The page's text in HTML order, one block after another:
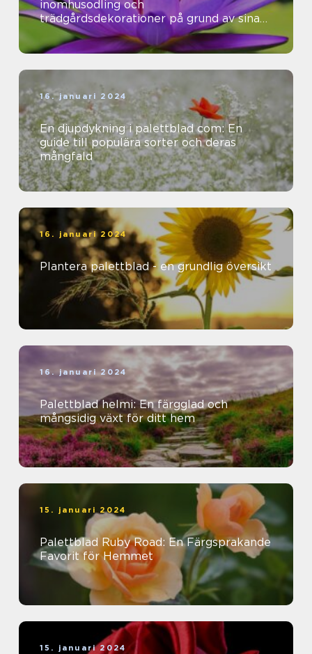
inomhusodling och
trädgårdsdekorationer på grund av sina
vackra färger och mönster
16. januari 2024
En djupdykning i palettblad com: En
guide till populära sorter och deras
mångfald
16. januari 2024
Plantera palettblad - en grundlig översikt
16. januari 2024
Palettblad helmi: En färgglad och
mångsidig växt för ditt hem
15. januari 2024
Palettblad Ruby Road: En Färgsprakande
Favorit för Hemmet
15. januari 2024